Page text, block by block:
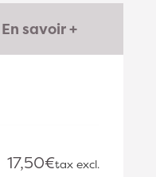
En savoir +
17,50€tax excl.